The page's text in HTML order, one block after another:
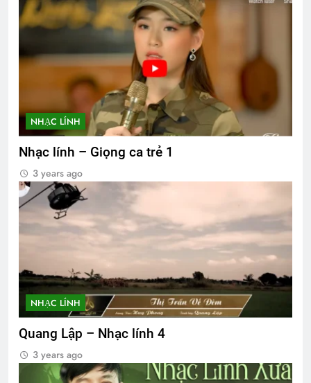
NHẠC LÍNH
Nhạc lính – Giọng ca trẻ 1
3 years ago
NHẠC LÍNH
Quang Lập – Nhạc lính 4
3 years ago